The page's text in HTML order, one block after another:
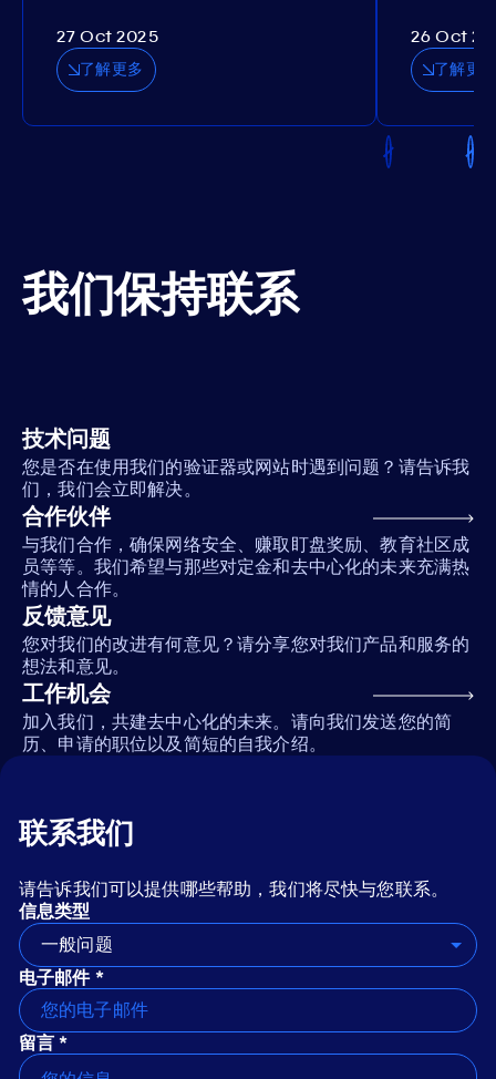
27 Oct 2025
了解更多
26 Oct
了解更
我们保持联系
技术问题
您是否在使用我们的验证器或网站时遇到问题？请告诉我
们，我们会立即解决。
合作伙伴
与我们合作，确保网络安全、赚取盯盘奖励、教育社区成
员等等。我们希望与那些对定金和去中心化的未来充满热
情的人合作。
反馈意见
您对我们的改进有何意见？请分享您对我们产品和服务的
想法和意见。
工作机会
加入我们，共建去中心化的未来。请向我们发送您的简
历、申请的职位以及简短的自我介绍。
联系我们
请告诉我们可以提供哪些帮助，我们将尽快与您联系。
信息类型
一般问题
电子邮件 *
留言 *